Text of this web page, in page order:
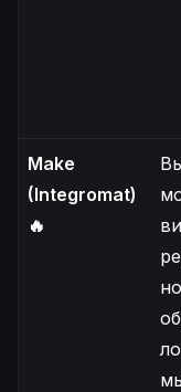
Make
(Integromat)
🔥